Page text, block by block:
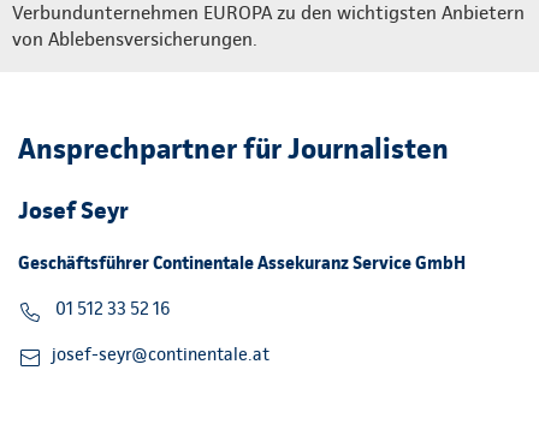
Verbundunternehmen EUROPA zu den wichtigsten Anbietern
von Ablebensversicherungen.
Ansprechpartner für Journalisten
Josef Seyr
Geschäftsführer Continentale Assekuranz Service GmbH
01 512 33 52 16
josef-seyr@continentale.at